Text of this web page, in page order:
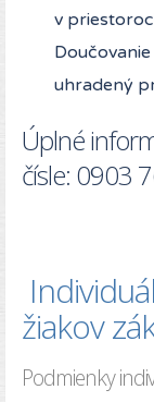
v
uhradený
Úplné
čísle: 0903
žiakov
Podmienky